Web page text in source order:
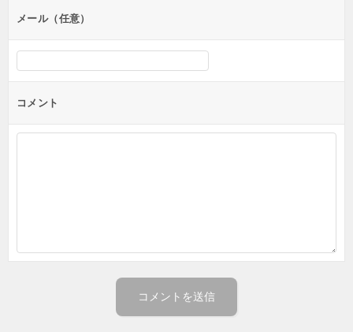
メール（任意）
コメント